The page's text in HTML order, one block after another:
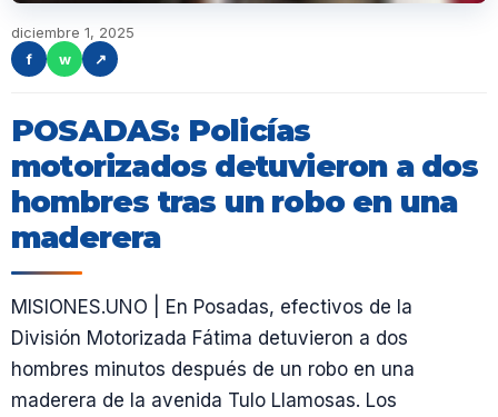
diciembre 1, 2025
f
w ↗
POSADAS: Policías
motorizados detuvieron a dos
hombres tras un robo en una
maderera
MISIONES.UNO | En Posadas, efectivos de la
División Motorizada Fátima detuvieron a dos
hombres minutos después de un robo en una
maderera de la avenida Tulo Llamosas. Los